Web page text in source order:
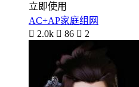
立即使用
AC+AP家庭组网
 2.0k  86  2